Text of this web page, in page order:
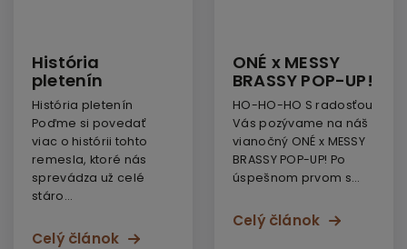
História
pletenín
História pletenín
Poďme si povedať
viac o histórii tohto
remesla, ktoré nás
sprevádza už celé
stáro...
Celý článok
ONÉ x MESSY
BRASSY POP-UP!
HO-HO-HO S radosťou
Vás pozývame na náš
vianočný ONÉ x MESSY
BRASSY POP-UP! Po
úspešnom prvom s...
Celý článok